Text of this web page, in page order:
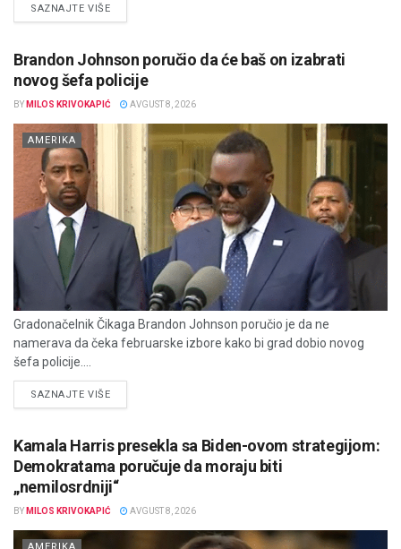
SAZNAJTE VIŠEDETAILS
Brandon Johnson poručio da će baš on izabrati
novog šefa policije
BY MILOS KRIVOKAPIĆ AVGUST 8, 2026
AMERIKA
Gradonačelnik Čikaga Brandon Johnson poručio je da ne
namerava da čeka februarske izbore kako bi grad dobio novog
šefa policije....
SAZNAJTE VIŠEDETAILS
Kamala Harris presekla sa Biden-ovom strategijom:
Demokratama poručuje da moraju biti
„nemilosrdniji“
BY MILOS KRIVOKAPIĆ AVGUST 8, 2026